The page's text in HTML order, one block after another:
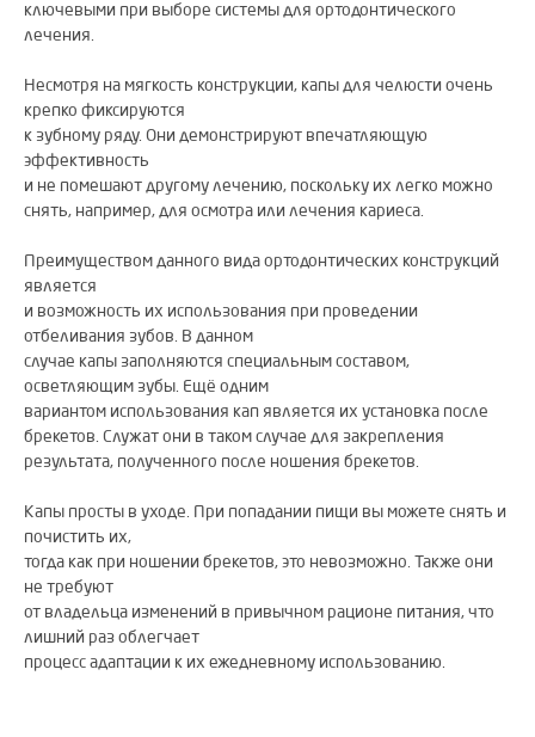
ключевыми при выборе системы для ортодонтического
лечения.
Несмотря на мягкость конструкции, капы для челюсти очень
крепко фиксируются
к зубному ряду. Они демонстрируют впечатляющую
эффективность
и не помешают другому лечению, поскольку их легко можно
снять, например, для осмотра или лечения кариеса.
Преимуществом данного вида ортодонтических конструкций
является
и возможность их использования при проведении
отбеливания зубов. В данном
случае капы заполняются специальным составом,
осветляющим зубы. Ещё одним
вариантом использования кап является их установка после
брекетов. Служат они в таком случае для закрепления
результата, полученного после ношения брекетов.
Капы просты в уходе. При попадании пищи вы можете снять и
почистить их,
тогда как при ношении брекетов, это невозможно. Также они
не требуют
от владельца изменений в привычном рационе питания, что
лишний раз облегчает
процесс адаптации к их ежедневному использованию.